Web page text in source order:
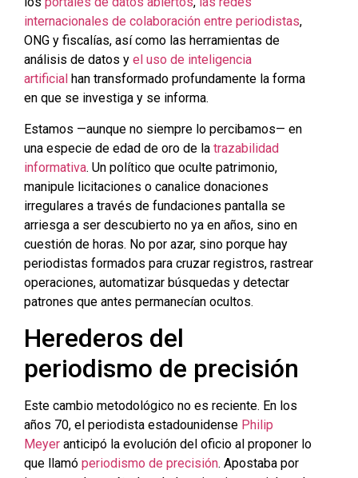
internacionales de colaboración entre periodistas,
ONG y fiscalías, así como las herramientas de
análisis de datos y el uso de inteligencia
artificial han transformado profundamente la forma
en que se investiga y se informa.
Estamos —aunque no siempre lo percibamos— en
una especie de edad de oro de la trazabilidad
informativa. Un político que oculte patrimonio,
manipule licitaciones o canalice donaciones
irregulares a través de fundaciones pantalla se
arriesga a ser descubierto no ya en años, sino en
cuestión de horas. No por azar, sino porque hay
periodistas formados para cruzar registros, rastrear
operaciones, automatizar búsquedas y detectar
patrones que antes permanecían ocultos.
Herederos del
periodismo de precisión
Este cambio metodológico no es reciente. En los
años 70, el periodista estadounidense Philip
Meyer anticipó la evolución del oficio al proponer lo
que llamó periodismo de precisión. Apostaba por